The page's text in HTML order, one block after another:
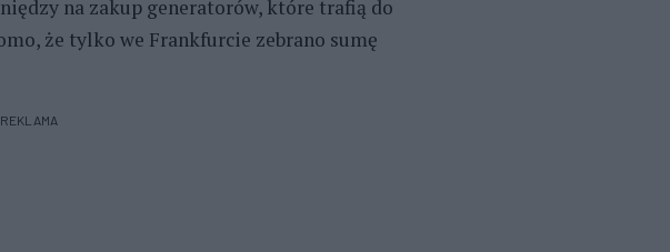
na zakup generatorów, które trafią do
że tylko we Frankfurcie zebrano sumę
REKLAMA